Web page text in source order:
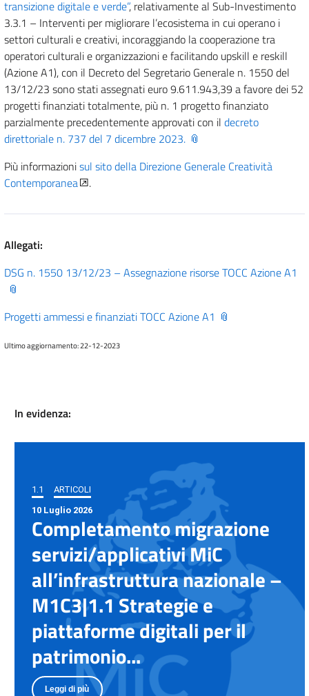
In evidenza:
1.1
ARTICOLI
10 Luglio 2026
Completamento migrazione
servizi/applicativi MiC
all’infrastruttura nazionale –
M1C3|1.1 Strategie e
piattaforme digitali per il
patrimonio...
Leggi di più
transizione digitale e verde”, relativamente al Sub-Investimento
3.3.1 – Interventi per migliorare l’ecosistema in cui operano i
settori culturali e creativi, incoraggiando la cooperazione tra
operatori culturali e organizzazioni e facilitando upskill e reskill
(Azione A1), con il Decreto del Segretario Generale n. 1550 del
13/12/23 sono stati assegnati euro 9.611.943,39 a favore dei 52
progetti finanziati totalmente, più n. 1 progetto finanziato
parzialmente precedentemente approvati con il decreto
direttoriale n. 737 del 7 dicembre 2023.
Più informazionisul sito della Direzione Generale Creatività
Contemporanea
.
Allegati:
DSG n. 1550 13/12/23 – Assegnazione risorse TOCC Azione A1
Progetti ammessi e finanziati TOCC Azione A1
Ultimo aggiornamento: 22-12-2023